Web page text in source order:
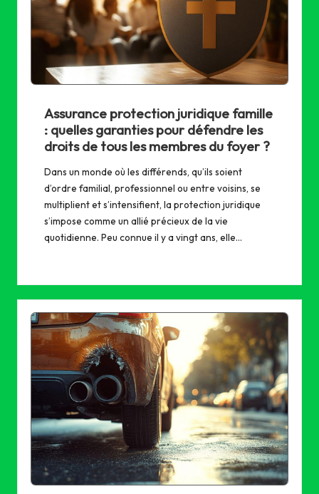
Assurance protection juridique famille
: quelles garanties pour défendre les
droits de tous les membres du foyer ?
Dans un monde où les différends, qu’ils soient
d’ordre familial, professionnel ou entre voisins, se
multiplient et s’intensifient, la protection juridique
s’impose comme un allié précieux de la vie
quotidienne. Peu connue il y a vingt ans, elle…